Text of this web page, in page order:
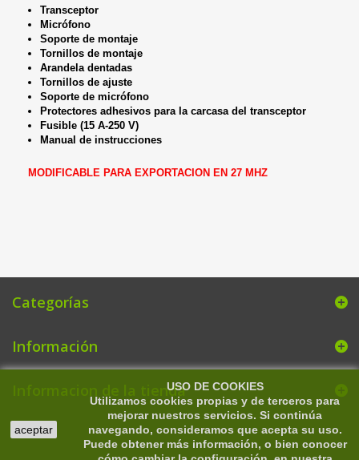
Transceptor
Micrófono
Soporte de montaje
Tornillos de montaje
Arandela dentadas
Tornillos de ajuste
Soporte de micrófono
Protectores adhesivos para la carcasa del transceptor
Fusible (15 A-250 V)
Manual de instrucciones
MODIFICABLE PARA EXPORTACION EN 27 MHZ
Categorías
Información
Informacion de la tienda
aceptar
USO DE COOKIES
Utilizamos cookies propias y de terceros para
mejorar nuestros servicios. Si continúa
navegando, consideramos que acepta su uso.
Puede obtener más información, o bien conocer